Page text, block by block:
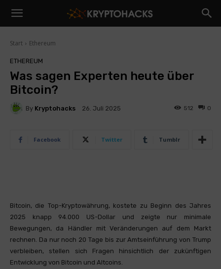
Start Ethereum
ETHEREUM
Was sagen Experten heute über
Bitcoin?
By Kryptohacks 26. Juli 2025 0
512
Facebook Twitter Tumblr
Bitcoin, die Top-Kryptowährung, kostete zu Beginn des Jahres
2025 knapp 94.000 US-Dollar und zeigte nur minimale
Bewegungen, da Händler mit Veränderungen auf dem Markt
rechnen. Da nur noch 20 Tage bis zur Amtseinführung von Trump
verbleiben, stellen sich Fragen hinsichtlich der zukünftigen
Entwicklung von Bitcoin und Altcoins.